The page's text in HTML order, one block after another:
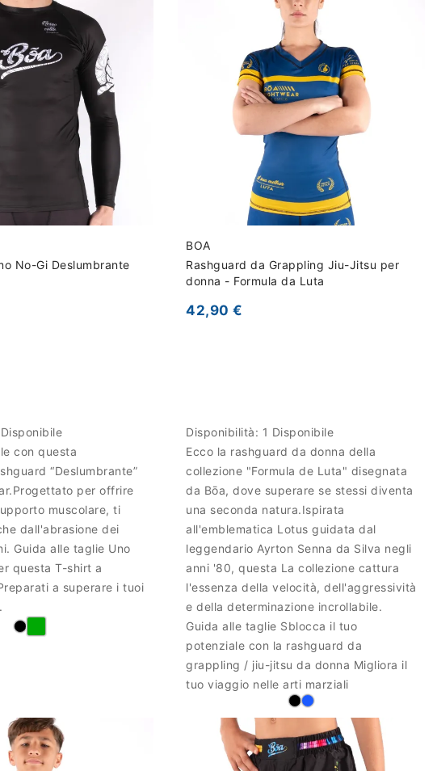
No-Gi Deslumbrante
con questa
“Deslumbrante”
per offrire
muscolare, ti
dall'abrasione dei
Guida alle taglie Uno
questa T-shirt a
a superare i tuoi
BOA
Rashguard da Grappling Jiu-Jitsu per
donna - Formula da Luta
42,90 €
Disponibilità: 1 Disponibile
Ecco la rashguard da donna della
collezione "Formula de Luta" disegnata
da Bōa, dove superare se stessi diventa
una seconda natura.Ispirata
all'emblematica Lotus guidata dal
leggendario Ayrton Senna da Silva negli
anni '80, questa La collezione cattura
l'essenza della velocità, dell'aggressività
e della determinazione incrollabile.
Guida alle taglie Sblocca il tuo
potenziale con la rashguard da
grappling / jiu-jitsu da donna Migliora il
tuo viaggio nelle arti marziali